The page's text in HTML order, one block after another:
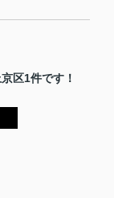
区1件です！